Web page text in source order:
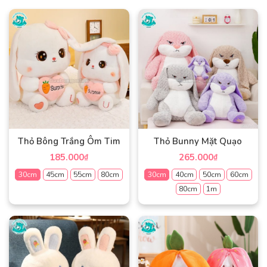
Thỏ Bông Trắng Ôm Tim
185.000₫
30cm
45cm 55cm 80cm
phẩm
này
có
nhiều
biến
Thỏ Bunny Mặt Quạo
265.000₫
30cm
40cm 50cm
60cm
80cm
1m
Sản
phẩm
có
nhiều